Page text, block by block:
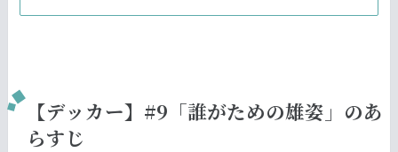
【デッカー】#9「誰がための雄姿」のあ
らすじ